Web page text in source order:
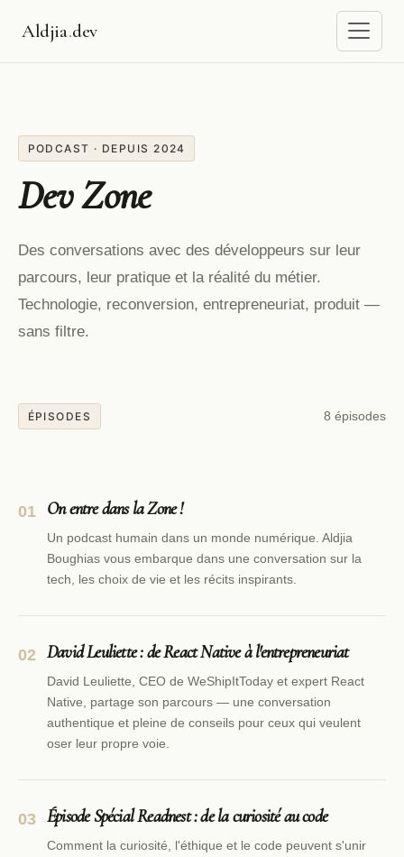
Aldjia.dev
PODCAST · DEPUIS 2024
Dev Zone
Des conversations avec des développeurs sur leur
parcours, leur pratique et la réalité du métier.
Technologie, reconversion, entrepreneuriat, produit —
sans filtre.
ÉPISODES 8 épisodes
01 On entre dans la Zone !
Un podcast humain dans un monde numérique. Aldjia
Boughias vous embarque dans une conversation sur la
tech, les choix de vie et les récits inspirants.
02 David Leuliette : de React Native à l'entrepreneuriat
David Leuliette, CEO de WeShipItToday et expert React
Native, partage son parcours — une conversation
authentique et pleine de conseils pour ceux qui veulent
oser leur propre voie.
03 Épisode Spécial Readnest : de la curiosité au code
Comment la curiosité, l'éthique et le code peuvent s'unir